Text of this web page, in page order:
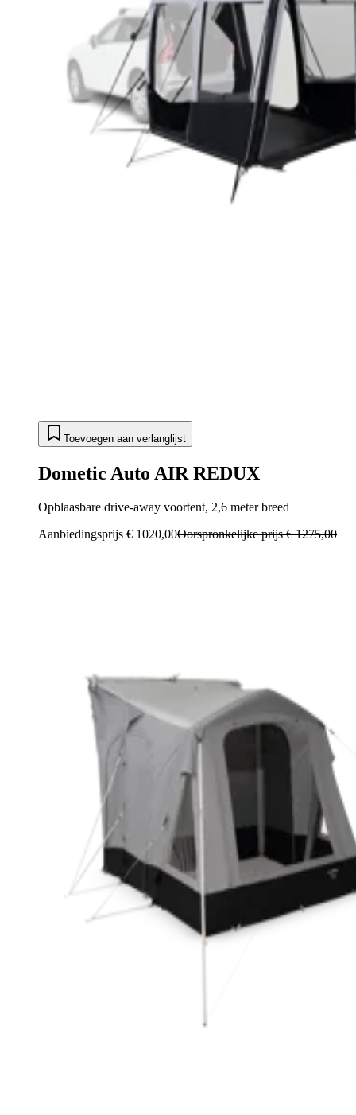
Toevoegen aan verlanglijst
Dometic Auto AIR REDUX
Opblaasbare drive-away voortent, 2,6 meter breed
Aanbiedingsprijs € 1020,00Oorspronkelijke prijs € 1275,00